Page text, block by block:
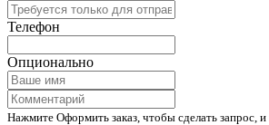
Телефон
Опционально
Нажмите Оформить заказ, чтобы сделать запрос,